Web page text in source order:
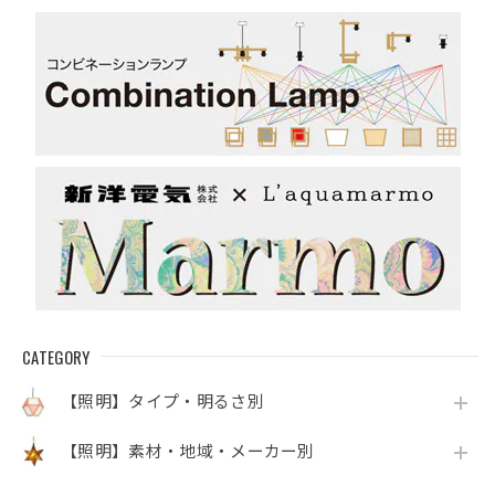
CATEGORY
【照明】タイプ・明るさ別
【照明】素材・地域・メーカー別